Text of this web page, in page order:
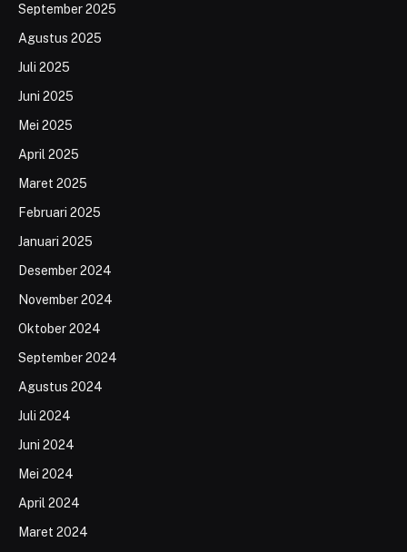
September 2025
Agustus 2025
Juli 2025
Juni 2025
Mei 2025
April 2025
Maret 2025
Februari 2025
Januari 2025
Desember 2024
November 2024
Oktober 2024
September 2024
Agustus 2024
Juli 2024
Juni 2024
Mei 2024
April 2024
Maret 2024